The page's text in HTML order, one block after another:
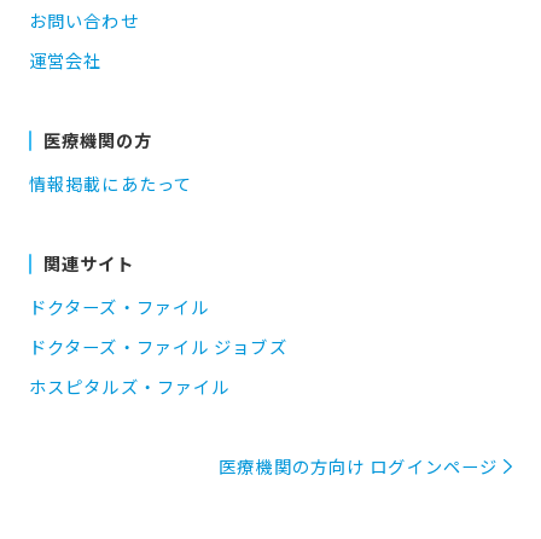
お問い合わせ
運営会社
医療機関の方
情報掲載にあたって
関連サイト
ドクターズ・ファイル
ドクターズ・ファイル ジョブズ
ホスピタルズ・ファイル
医療機関の方向け ログインページ